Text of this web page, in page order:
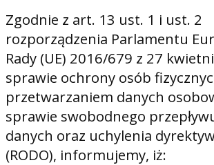
Zgodnie z art. 13 ust. 1 i ust. 2
rozporządzenia Parlamentu
Rady (UE) 2016/679 z 27
sprawie ochrony osób
przetwarzaniem danych
sprawie swobodnego
danych oraz uchylenia
(RODO), informujemy, iż: